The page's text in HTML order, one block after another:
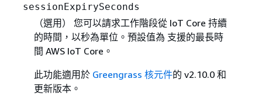
sessionExpirySeconds
（選用） 您可以請求工作階段從 IoT Core 持續
的時間，以秒為單位。預設值為 支援的最長時
間 AWS IoT Core。
此功能適用於 Greengrass 核元件的 v2.10.0 和
更新版本。